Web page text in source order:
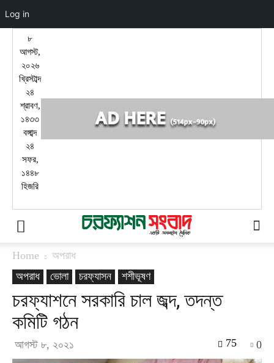
৮
আগস্ট,
২০২৬
খ্রিস্টাব্দ
২৪
শ্রাবণ,
১৪৩৩
বঙ্গাব্দ
২৪
সফর,
১৪৪৮
হিজরি
Home
অপরাধ
অপরাধ
ভোলা চরফ্যাসন শশীভূষণ
চরফ্যাশনে সরকারি চাল জব্দ, তদন্ত
কমিটি গঠন
আগস্ট ৮, ২০২১ 0
75
Log in